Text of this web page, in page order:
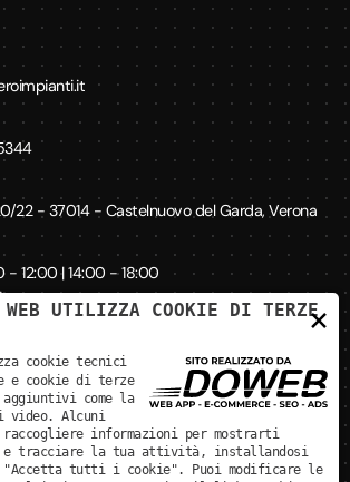
22 - 37014 - Castelnuovo del Garda, Verona
- 12:00 | 14:00 - 18:00
×
WEB UTILIZZA COOKIE DI TERZE
cookie tecnici
e cookie di terze
come la
video. Alcuni
raccogliere informazioni per mostrarti
e tracciare la tua attività, installandosi
"Accetta tutti i cookie". Puoi modificare le